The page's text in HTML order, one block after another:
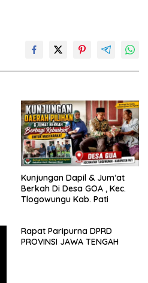
Kunjungan Dapil & Jum’at
Berkah Di Desa GOA , Kec.
Tlogowungu Kab. Pati
Rapat Paripurna DPRD
PROVINSI JAWA TENGAH